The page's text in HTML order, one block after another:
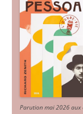
Parution mai 2026 aux